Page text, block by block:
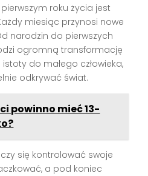
roku życia jest
miesiąc przynosi nowe
narodzin do pierwszych
ogromną transformację
do małego człowieka,
odkrywać świat.
powinno mieć 13-
się kontrolować swoje
a pod koniec